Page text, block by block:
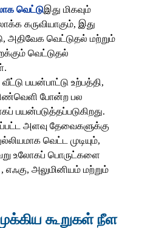
வெட்டுஇது மிகவும்
கருவியாகும், இது
அதிவேக வெட்டுதல் மற்றும்
வெட்டுதல்
பயன்பாட்டு உற்பத்தி,
போன்ற பல
பயன்படுத்தப்படுகிறது.
அளவு தேவைகளுக்கு
வெட்ட முடியும்,
உலோகப் பொருட்களை
எஃகு, அலுமினியம் மற்றும்
கூறுகள் நீள